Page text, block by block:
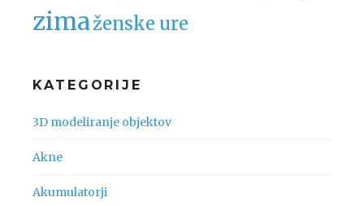
zimaženske ure
KATEGORIJE
3D modeliranje objektov
Akne
Akumulatorji